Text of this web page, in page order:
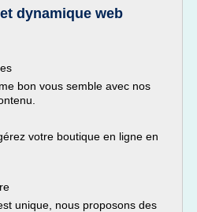
dynamique web
bon vous semble avec nos
votre boutique en ligne en
unique, nous proposons des